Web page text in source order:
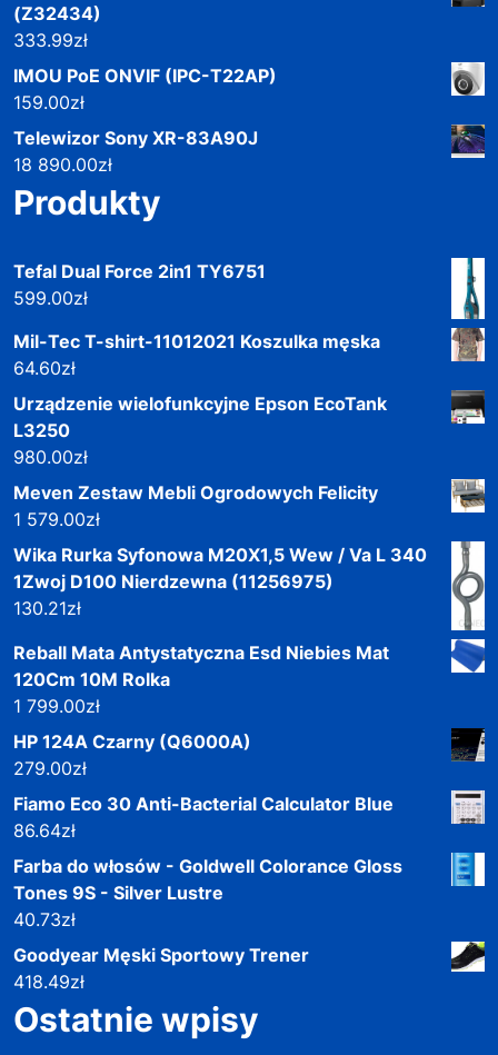
(Z32434)
333.99zł
IMOU PoE ONVIF (IPC-T22AP)
159.00zł
Telewizor Sony XR-83A90J
18 890.00zł
Produkty
Tefal Dual Force 2in1 TY6751
599.00zł
Mil-Tec T-shirt-11012021 Koszulka męska
64.60zł
Urządzenie wielofunkcyjne Epson EcoTank
L3250
980.00zł
Meven Zestaw Mebli Ogrodowych Felicity
1 579.00zł
Wika Rurka Syfonowa M20X1,5 Wew / Va L 340
1Zwoj D100 Nierdzewna (11256975)
130.21zł
Reball Mata Antystatyczna Esd Niebies Mat
120Cm 10M Rolka
1 799.00zł
HP 124A Czarny (Q6000A)
279.00zł
Fiamo Eco 30 Anti-Bacterial Calculator Blue
86.64zł
Farba do włosów - Goldwell Colorance Gloss
Tones 9S - Silver Lustre
40.73zł
Goodyear Męski Sportowy Trener
418.49zł
Ostatnie wpisy